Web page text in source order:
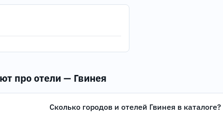
про отели — Гвинея
Сколько городов и отелей Гвинея в каталоге?